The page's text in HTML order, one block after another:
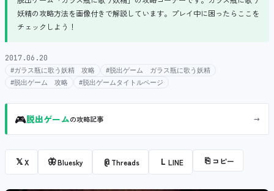
妖精の攻略方法を画像付きで解説しています。プレイ中に困ったらここを
チェックしよう！
2017.06.20
#ガラス瓶に歌う妖精 攻略
#脱出ゲーム ガラス瓶に歌う妖精
#脱出ゲーム 攻略
#脱出ゲームタイトルページ
🎮脱出ゲームの攻略記事 →
𝕏X 🦋Bluesky @ Threads L LINE ⎘ コピー